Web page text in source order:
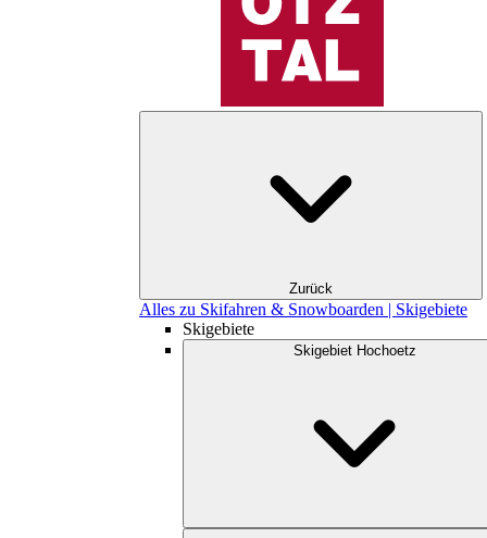
Zurück
Alles zu Skifahren & Snowboarden | Skigebiete
Skigebiete
Skigebiet Hochoetz